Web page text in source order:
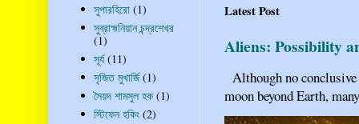
Latest Post
Aliens: Possibility
Although no
moon beyond Earth,
সুপারহিরো (1)
সুব্রাহ্মনিয়ান চন্দ্রশেখর
(1)
সূর্য (11)
সৃজিত মুখার্জি (1)
সৈয়দ শামসুল হক (1)
স্টিফেন হকিং (2)